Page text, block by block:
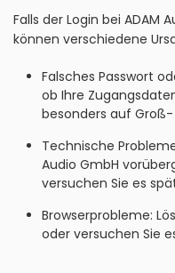
Falls der Login bei ADAM
können verschiedene
Falsches Passwort
ob Ihre
besonders auf
Technische
Audio GmbH
versuchen Sie es
Browserprobleme:
oder versuchen Sie